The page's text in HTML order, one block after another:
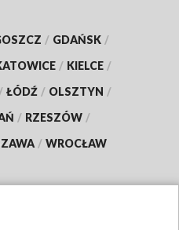
/ GDAŃSK /
/ KIELCE /
/ ŁÓDŹ / OLSZTYN /
/ RZESZÓW /
/ WROCŁAW